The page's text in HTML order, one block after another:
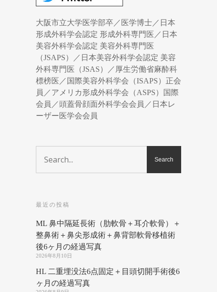
大阪市立大学医学部卒／医学博士／日本
形成外科学会認定 形成外科専門医／日本
美容外科学会認定 美容外科専門医
（JSAPS）／日本美容外科学会認定 美容
外科専門医（JSAS）／厚生労働省麻酔科
標榜医／国際美容外科学会（ISAPS）正会
員／アメリカ形成外科学会（ASPS）国際
会員／頭蓋骨顔面外科学会会員／日本レ
ーザー医学会会員
最近の投稿
ML 鼻中隔延長術（肋軟骨＋耳介軟骨）＋
整鼻術＋鼻尖形成術＋鼻背部軟骨移植術
後6ヶ月の経過写真
2026年8月10日
HL 二重埋没法6点固定＋目頭切開手術後6
ヶ月の経過写真